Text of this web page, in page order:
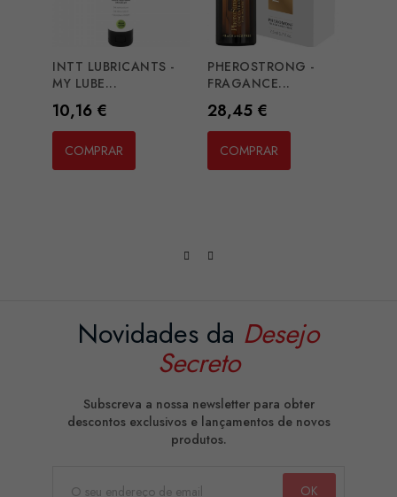
INTT LUBRICANTS -
MY LUBE...
Preço
10,16 €
COMPRAR
PHEROSTRONG -
FRAGANCE...
Preço
28,45 €
COMPRAR
Novidades da Desejo
Secreto
Subscreva a nossa newsletter para obter
descontos exclusivos e lançamentos de novos
produtos.